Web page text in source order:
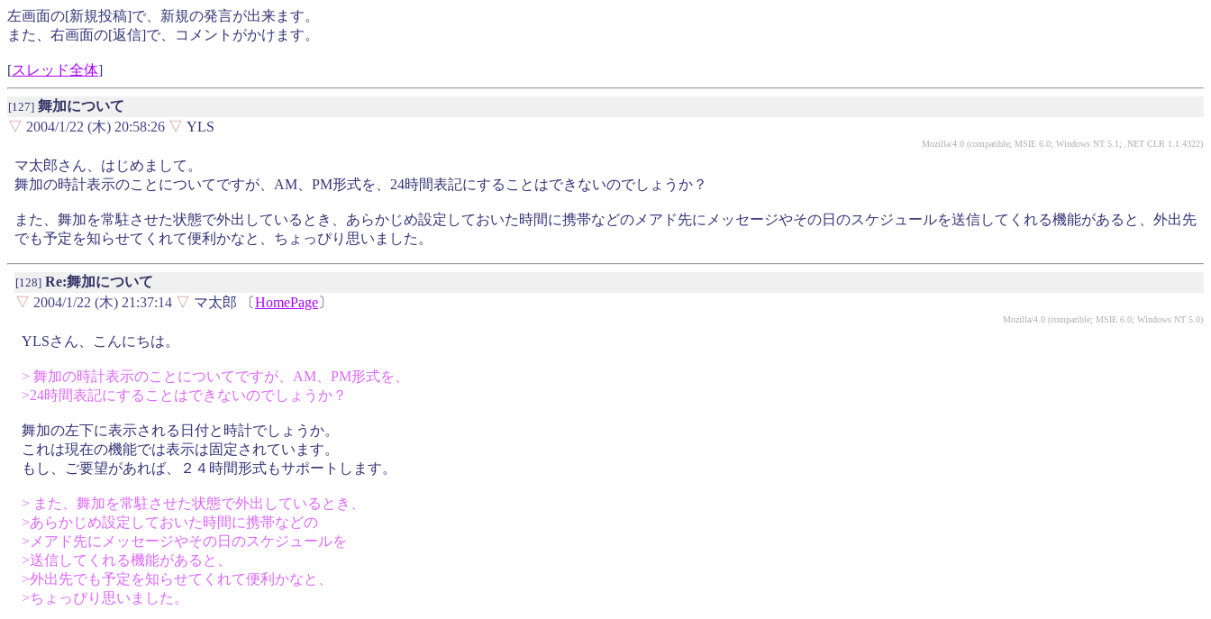
左画面の[新規投稿]で、新規の発言が出来ます。
また、右画面の[返信]で、コメントがかけます。
[スレッド全体]
[127] 舞加について
▽ 2004/1/22 (木) 20:58:26 ▽ YLS
Mozilla/4.0 (compatible; MSIE 6.0; Windows NT 5.1; .NET CLR 1.1.4322)
マ太郎さん、はじめまして。
舞加の時計表示のことについてですが、AM、PM形式を、24時間表記にすることはできないのでしょうか？
また、舞加を常駐させた状態で外出しているとき、あらかじめ設定しておいた時間に携帯などのメアド先にメッセージやその日のスケジュールを送信してくれる機能があると、外出先
でも予定を知らせてくれて便利かなと、ちょっぴり思いました。
[128] Re:舞加について
▽ 2004/1/22 (木) 21:37:14 ▽ マ太郎 〔HomePage〕
Mozilla/4.0 (compatible; MSIE 6.0; Windows NT 5.0)
YLSさん、こんにちは。
> 舞加の時計表示のことについてですが、AM、PM形式を、
>24時間表記にすることはできないのでしょうか？
舞加の左下に表示される日付と時計でしょうか。
これは現在の機能では表示は固定されています。
もし、ご要望があれば、２４時間形式もサポートします。
> また、舞加を常駐させた状態で外出しているとき、
>あらかじめ設定しておいた時間に携帯などの
>メアド先にメッセージやその日のスケジュールを
>送信してくれる機能があると、
>外出先でも予定を知らせてくれて便利かなと、
>ちょっぴり思いました。